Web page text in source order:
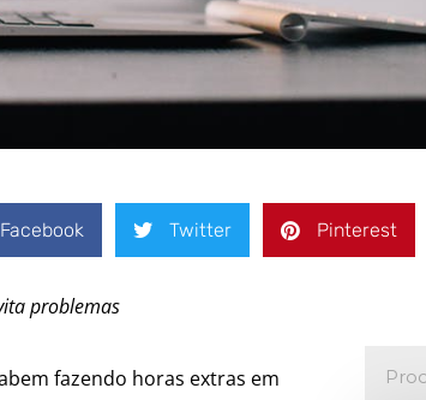
Facebook Twitter Pinterest
problemas
fazendo horas extras em